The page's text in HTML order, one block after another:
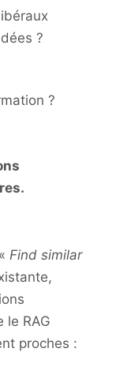
?
?
Find similar
le RAG
proches :